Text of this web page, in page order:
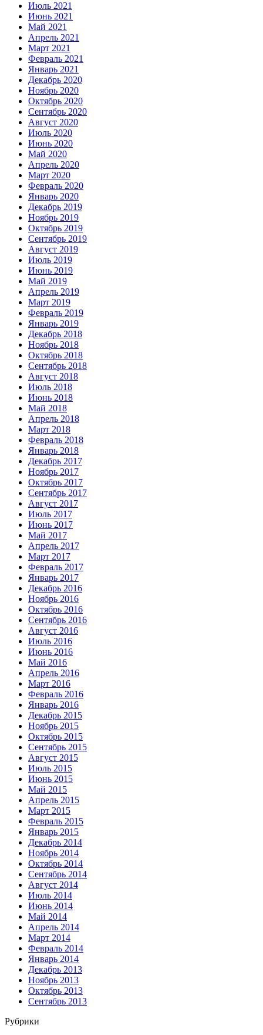
Июль 2021
Июнь 2021
Май 2021
Апрель 2021
Март 2021
Февраль 2021
Январь 2021
Декабрь 2020
Ноябрь 2020
Октябрь 2020
Сентябрь 2020
Август 2020
Июль 2020
Июнь 2020
Май 2020
Апрель 2020
Март 2020
Февраль 2020
Январь 2020
Декабрь 2019
Ноябрь 2019
Октябрь 2019
Сентябрь 2019
Август 2019
Июль 2019
Июнь 2019
Май 2019
Апрель 2019
Март 2019
Февраль 2019
Январь 2019
Декабрь 2018
Ноябрь 2018
Октябрь 2018
Сентябрь 2018
Август 2018
Июль 2018
Июнь 2018
Май 2018
Апрель 2018
Март 2018
Февраль 2018
Январь 2018
Декабрь 2017
Ноябрь 2017
Октябрь 2017
Сентябрь 2017
Август 2017
Июль 2017
Июнь 2017
Май 2017
Апрель 2017
Март 2017
Февраль 2017
Январь 2017
Декабрь 2016
Ноябрь 2016
Октябрь 2016
Сентябрь 2016
Август 2016
Июль 2016
Июнь 2016
Май 2016
Апрель 2016
Март 2016
Февраль 2016
Январь 2016
Декабрь 2015
Ноябрь 2015
Октябрь 2015
Сентябрь 2015
Август 2015
Июль 2015
Июнь 2015
Май 2015
Апрель 2015
Март 2015
Февраль 2015
Январь 2015
Декабрь 2014
Ноябрь 2014
Октябрь 2014
Сентябрь 2014
Август 2014
Июль 2014
Июнь 2014
Май 2014
Апрель 2014
Март 2014
Февраль 2014
Январь 2014
Декабрь 2013
Ноябрь 2013
Октябрь 2013
Сентябрь 2013
Рубрики